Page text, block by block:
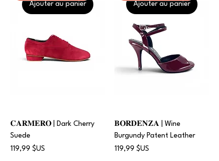
Ajouter au panier
𝐂𝐀𝐑𝐌𝐄𝐑𝐎 | Dark Cherry
Suede
Prix
119,99 $US
Ajouter au panier
𝐁𝐎𝐑𝐃𝐄𝐍𝐙𝐀 | Wine
Burgundy Patent Leather
Prix
119,99 $US